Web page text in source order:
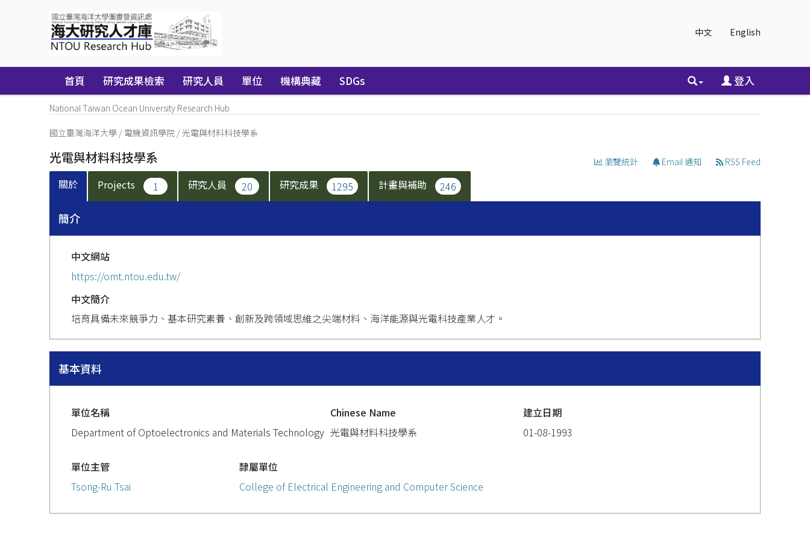
中文 English
首頁 研究成果檢索 研究人員 單位 機構典藏 SDGs 登入
National Taiwan Ocean University Research Hub
國立臺灣海洋大學 / 電機資訊學院 /光電與材料科技學系
光電與材料科技學系 瀏覽統計 Email 通知 RSS Feed
關於 Projects 1 研究人員 20 研究成果 1295 計畫與補助 246
簡介
中文網站
https://omt.ntou.edu.tw/
中文簡介
培育具備未來競爭力、基本研究素養、創新及跨領域思維之尖端材料、海洋能源與光電科技產業人才。
基本資料
單位名稱
Department of Optoelectronics and Materials Technology
Chinese Name
光電與材料科技學系
建立日期
01-08-1993
單位主管
Tsong-Ru Tsai
隸屬單位
College of Electrical Engineering and Computer Science